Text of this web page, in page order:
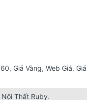
, Giá Vàng, Web Giá, Giá
Nội Thất Ruby.